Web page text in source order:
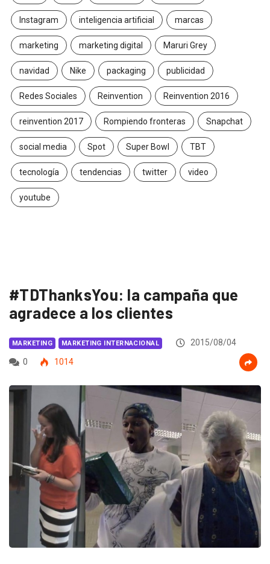
Instagram inteligencia artificial marcas
marketing marketing digital Maruri Grey
navidad Nike packaging publicidad
Redes Sociales Reinvention Reinvention 2016
reinvention 2017 Rompiendo fronteras Snapchat
social media Spot Super Bowl TBT
tecnología tendencias twitter video
youtube
#TDThanksYou: la campaña que
agradece a los clientes
MARKETING MARKETING INTERNACIONAL
2015/08/04
0
1014